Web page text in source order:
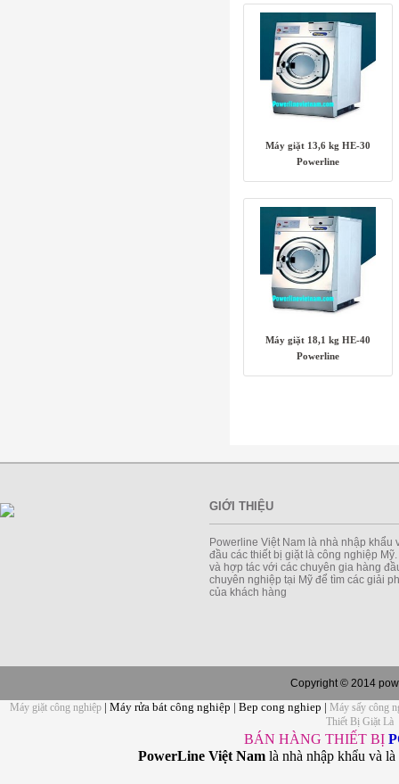
Máy giặt 13,6 kg HE-30
Powerline
Máy giặt 18,1 kg HE-40
Powerline
GIỚI THIỆU
Powerline Việt Nam là nhà nhập khẩu
đầu các thiết bị giặt là công nghiệp
và hợp tác với các chuyên gia hàng
chuyên nghiệp tại Mỹ để tìm các giải
của khách hàng
Copyright © 2014
Máy giặt công nghiệp | Máy rửa bát công nghiệp | Bep cong nghiep | Máy sấy công
Thiết Bị Giặt Là
BÁN HÀNG THIẾT BỊ
PowerLine Việt Nam là nhà nhập khẩu và